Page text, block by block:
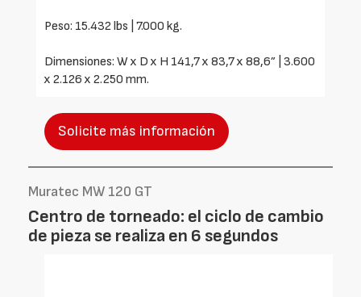
Peso: 15.432 lbs | 7.000 kg.
Dimensiones: W x D x H 141,7 x 83,7 x 88,6” | 3.600
x 2.126 x 2.250 mm.
Solicite más información
Muratec MW 120 GT
Centro de torneado: el ciclo de cambio
de pieza se realiza en 6 segundos